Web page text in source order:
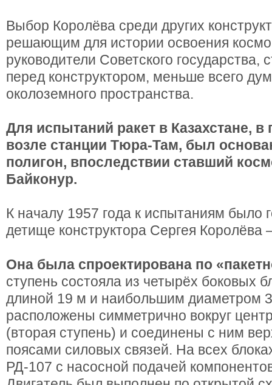
Выбор Королёва среди других
решающим для истории освоения
руководители Советского государства,
перед конструктором, меньше всего
околоземного пространства.
Для испытаний ракет в Казахстане,
возле станции Тюра-Там, был
полигон, впоследствии ставший
Байконур.
К началу 1957 года к испытаниям было
детище конструктора Сергея Королёва
Она была спроектирована по
ступень состояла из четырёх боковых
длиной 19 м и наибольшим диаметром
расположены симметрично вокруг
(вторая ступень) и соединены с ним
поясами силовых связей. На всех
РД-107 с насосной подачей